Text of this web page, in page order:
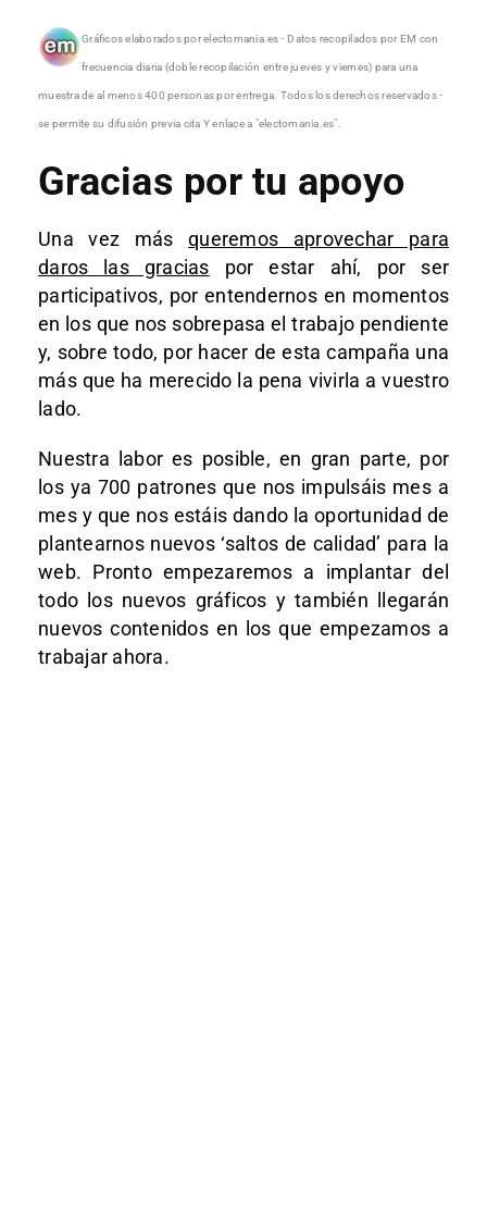
Gráficos elaborados por electomania.es - Datos recopilados por EM con
frecuencia diaria (doble recopilación entre jueves y viernes) para una
muestra de al menos 400 personas por entrega. Todos los derechos reservados -
se permite su difusión previa cita Y enlace a "electomania.es".
Gracias por tu apoyo
Una vez másqueremos aprovechar para
daros las gracias por estar ahí, por ser
participativos, por entendernos en momentos
en los que nos sobrepasa el trabajo pendiente
y, sobre todo, por hacer de esta campaña una
más que ha merecido la pena vivirla a vuestro
lado.
Nuestra labor es posible, en gran parte, por
los ya 700 patrones que nos impulsáis mes a
mes y que nos estáis dando la oportunidad de
plantearnos nuevos ‘saltos de calidad’ para la
web. Pronto empezaremos a implantar del
todo los nuevos gráficos y también llegarán
nuevos contenidos en los que empezamos a
trabajar ahora.